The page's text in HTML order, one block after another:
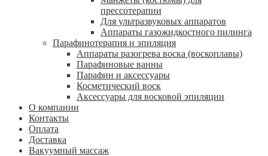
прессотерапии
Для ультразвуковых аппаратов
Аппараты газожидкостного пилинга
Парафинотерапия и эпиляция
Аппараты разогрева воска (воскоплавы)
Парафиновые ванны
Парафин и аксессуары
Косметический воск
Аксессуары для восковой эпиляции
О компании
Контакты
Оплата
Доставка
Вакуумный массаж